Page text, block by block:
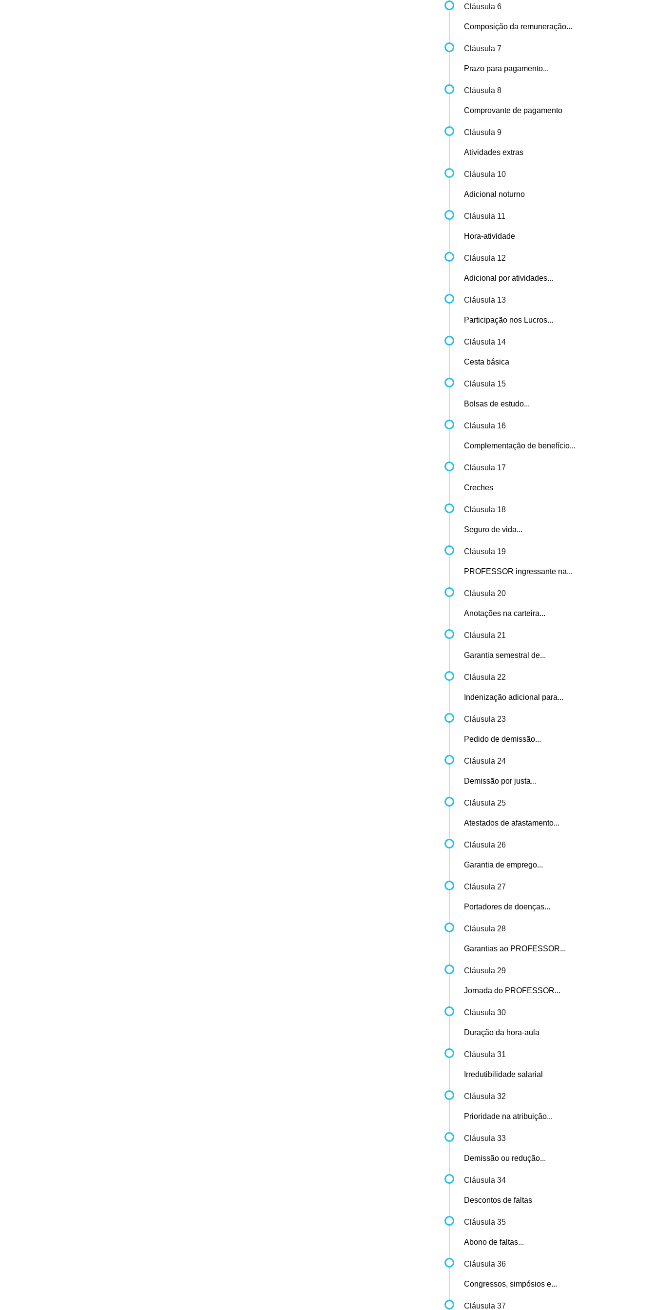
Cláusula 6
Composição da remuneração...
Cláusula 7
Prazo para pagamento...
Cláusula 8
Comprovante de pagamento
Cláusula 9
Atividades extras
Cláusula 10
Adicional noturno
Cláusula 11
Hora-atividade
Cláusula 12
Adicional por atividades...
Cláusula 13
Participação nos Lucros...
Cláusula 14
Cesta básica
Cláusula 15
Bolsas de estudo...
Cláusula 16
Complementação de benefício...
Cláusula 17
Creches
Cláusula 18
Seguro de vida...
Cláusula 19
PROFESSOR ingressante na...
Cláusula 20
Anotações na carteira...
Cláusula 21
Garantia semestral de...
Cláusula 22
Indenização adicional para...
Cláusula 23
Pedido de demissão...
Cláusula 24
Demissão por justa...
Cláusula 25
Atestados de afastamento...
Cláusula 26
Garantia de emprego...
Cláusula 27
Portadores de doenças...
Cláusula 28
Garantias ao PROFESSOR...
Cláusula 29
Jornada do PROFESSOR...
Cláusula 30
Duração da hora-aula
Cláusula 31
Irredutibilidade salarial
Cláusula 32
Prioridade na atribuição...
Cláusula 33
Demissão ou redução...
Cláusula 34
Descontos de faltas
Cláusula 35
Abono de faltas...
Cláusula 36
Congressos, simpósios e...
Cláusula 37